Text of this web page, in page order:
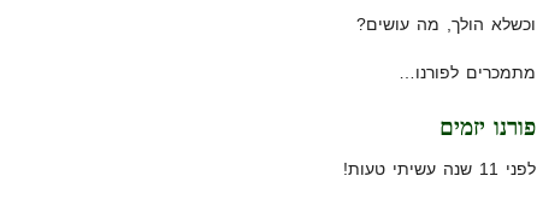
וכשלא הולך, מה עושים?
מתמכרים לפורנו…
פורנו יזמים
לפני 11 שנה עשיתי טעות!